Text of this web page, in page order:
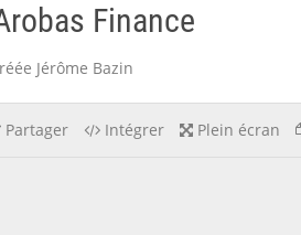
Finance
Jérôme Bazin
Partager Intégrer Plein écran